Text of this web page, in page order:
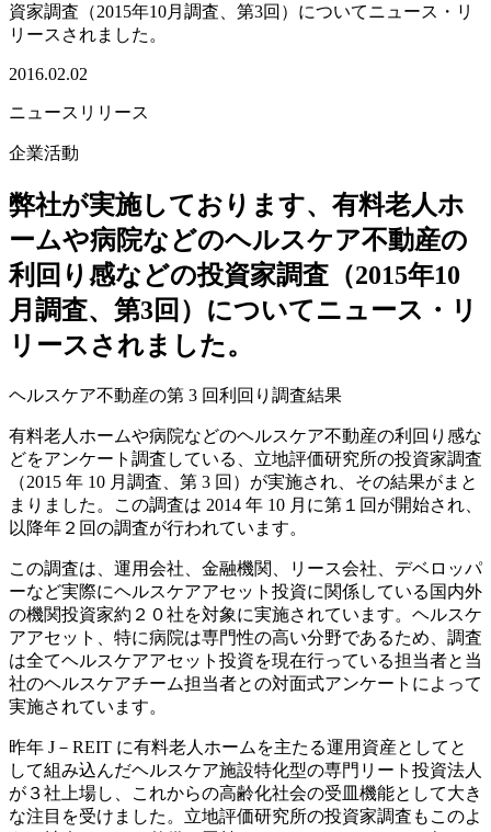
資家調査（2015年10月調査、第3回）についてニュース・リ
リースされました。
2016.02.02
ニュースリリース
企業活動
弊社が実施しております、有料老人ホ
ームや病院などのヘルスケア不動産の
利回り感などの投資家調査（2015年10
月調査、第3回）についてニュース・リ
リースされました。
ヘルスケア不動産の第 3 回利回り調査結果
有料老人ホームや病院などのヘルスケア不動産の利回り感な
どをアンケート調査している、立地評価研究所の投資家調査
（2015 年 10 月調査、第 3 回）が実施され、その結果がまと
まりました。この調査は 2014 年 10 月に第１回が開始され、
以降年２回の調査が行われています。
この調査は、運用会社、金融機関、リース会社、デベロッパ
ーなど実際にヘルスケアアセット投資に関係している国内外
の機関投資家約２０社を対象に実施されています。ヘルスケ
アアセット、特に病院は専門性の高い分野であるため、調査
は全てヘルスケアアセット投資を現在行っている担当者と当
社のヘルスケアチーム担当者との対面式アンケートによって
実施されています。
昨年 J－REIT に有料老人ホームを主たる運用資産としてと
して組み込んだヘルスケア施設特化型の専門リート投資法人
が３社上場し、これからの高齢化社会の受皿機能として大き
な注目を受けました。立地評価研究所の投資家調査もこのよ